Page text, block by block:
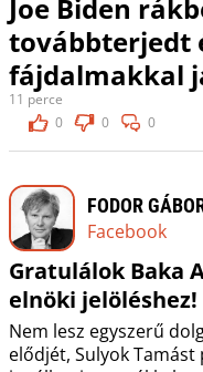
Joe Biden
továbbterjedt
fájdalmakkal
11 perce
0
0 0
FODOR
Facebook
Gratulálok Baka
elnöki jelöléshez!
Nem lesz egyszerű
elődjét, Sulyok